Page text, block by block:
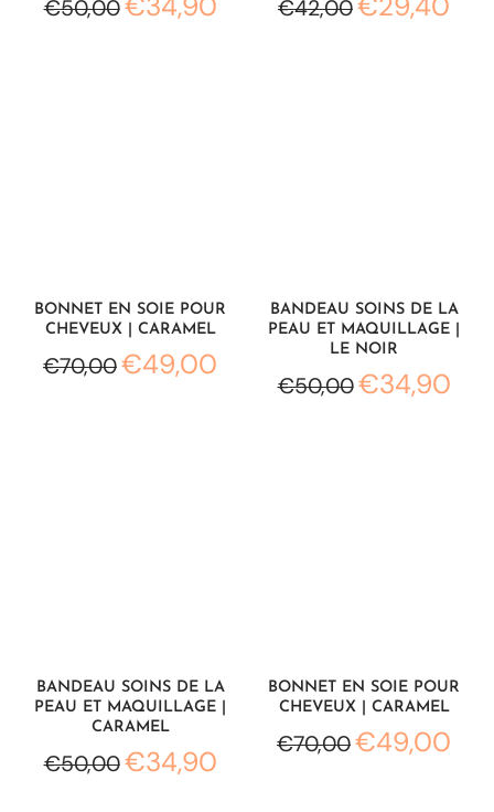
€50,00 €42,00
BONNET EN SOIE POUR
CHEVEUX | CARAMEL
€70,00€49,00
BANDEAU SOINS DE LA
PEAU ET MAQUILLAGE |
LE NOIR
€50,00€34,90
BANDEAU SOINS DE LA
PEAU ET MAQUILLAGE |
CARAMEL
€50,00€34,90
BONNET EN SOIE POUR
CHEVEUX | CARAMEL
€70,00€49,00